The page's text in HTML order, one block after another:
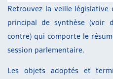
Retrouvez la veille législative
principal de synthèse (voir
contre) qui comporte le
session parlementaire.
Les objets adoptés et